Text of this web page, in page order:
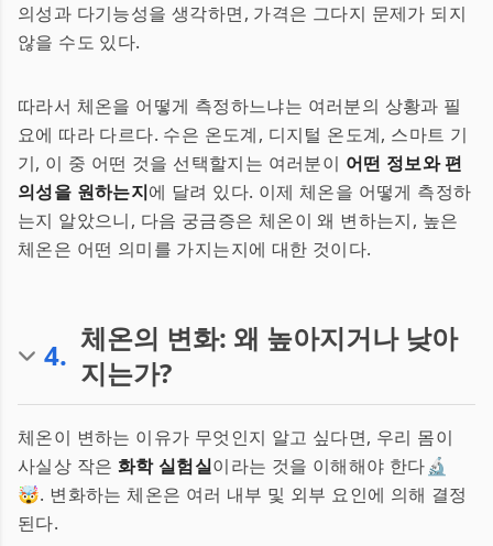
의성과 다기능성을 생각하면, 가격은 그다지 문제가 되지
않을 수도 있다.
따라서 체온을 어떻게 측정하느냐는 여러분의 상황과 필
요에 따라 다르다. 수은 온도계, 디지털 온도계, 스마트 기
기, 이 중 어떤 것을 선택할지는 여러분이 어떤 정보와 편
의성을 원하는지에 달려 있다. 이제 체온을 어떻게 측정하
는지 알았으니, 다음 궁금증은 체온이 왜 변하는지, 높은
체온은 어떤 의미를 가지는지에 대한 것이다.
4. 체온의 변화: 왜 높아지거나 낮아
지는가?
체온이 변하는 이유가 무엇인지 알고 싶다면, 우리 몸이
사실상 작은 화학 실험실이라는 것을 이해해야 한다🔬
🤯. 변화하는 체온은 여러 내부 및 외부 요인에 의해 결정
된다.